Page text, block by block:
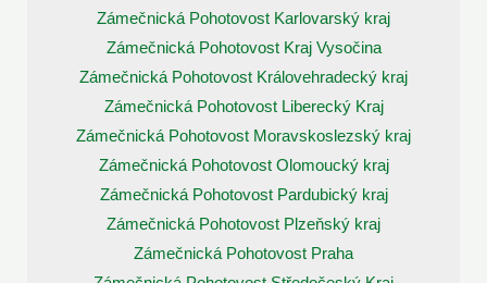
Zámečnická Pohotovost Karlovarský kraj
Zámečnická Pohotovost Kraj Vysočina
Zámečnická Pohotovost Královehradecký kraj
Zámečnická Pohotovost Liberecký Kraj
Zámečnická Pohotovost Moravskoslezský kraj
Zámečnická Pohotovost Olomoucký kraj
Zámečnická Pohotovost Pardubický kraj
Zámečnická Pohotovost Plzeňský kraj
Zámečnická Pohotovost Praha